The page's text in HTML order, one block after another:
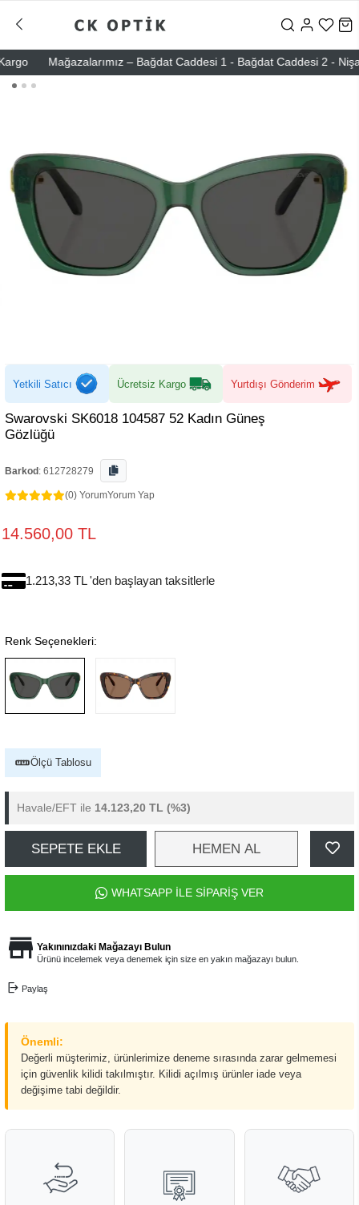
Mağazalarımız – Bağdat Caddesi 1 - Bağdat Caddesi 2 -
Yetkili Satıcı Ücretsiz Kargo Yurtdışı Gönderim
Swarovski SK6018 104587 52 Kadın Güneş
Gözlüğü
Barkod : 612728279
(0) YorumYorum Yap
14.560,00 TL
1.213,33 TL 'den başlayan taksitlerle
Renk Seçenekleri:
Ölçü Tablosu
Havale/EFT ile 14.123,20 TL (%3)
SEPETE EKLE HEMEN AL
WHATSAPP İLE SİPARİŞ VER
Yakınınızdaki Mağazayı Bulun
Ürünü incelemek veya denemek için size en yakın mağazayı bulun.
Paylaş
Önemli:
Değerli müşterimiz, ürünlerimize deneme sırasında zarar gelmemesi
için güvenlik kilidi takılmıştır. Kilidi açılmış ürünler iade veya
değişime tabi değildir.